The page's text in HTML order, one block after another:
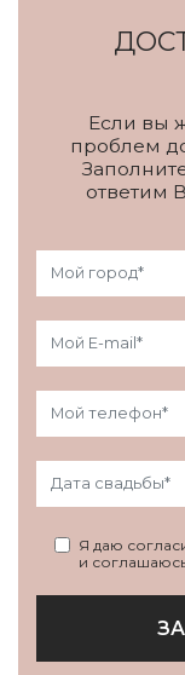
Если вы
проблем
ответим
Я даю
и